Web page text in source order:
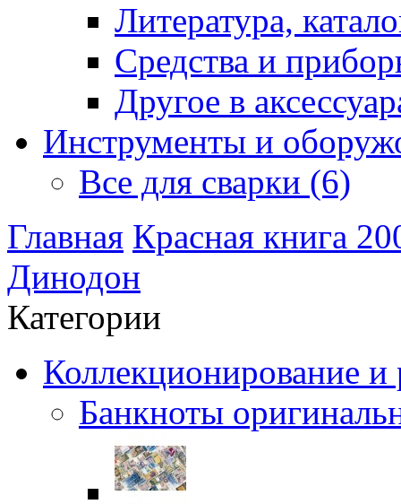
Литература,
Средства и
Другое в
Инструменты и
Все для сварки (6)
Главная Красная книга
Динодон
Категории
Коллекционирование и
Банкноты